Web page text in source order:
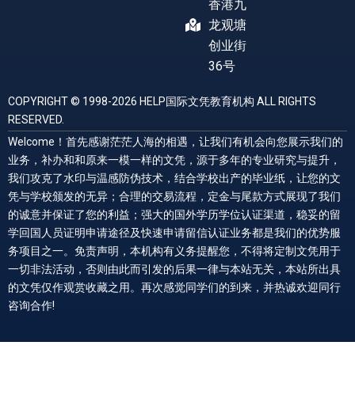
香港九
龙观塘
创业街
36号
COPYRIGHT © 1998-2026 HELP国际文凭教育机构 ALL RIGHTS
RESERVED.
Welcome！首先感谢茫茫人海的相遇，让我们有机会向您展示我们的
业务，补办和和原来一模一样的文凭，源于多年的专业研究与提升，
我们攻克了水印与温感防伪技术，结合学校出产的毕业纸，让您的文
凭与学校颁发的无异；合理的交易流程，定金与尾款方式展现了我们
的诚意并保证了您的利益；强大的国外学历学位认证渠道，稳妥的留
学回国人员证明申请途径及快速申请留信认证业务都是我们的优势服
务项目之一。免责声明，本机构有义务提醒您，不得将定制文凭用于
一切非法活动，否则由此而引发的后果一律与本站无关，本站所出具
的文凭仅作观赏收藏之用。再次感觉同学们的到来，并热诚欢迎同行
咨询合作!